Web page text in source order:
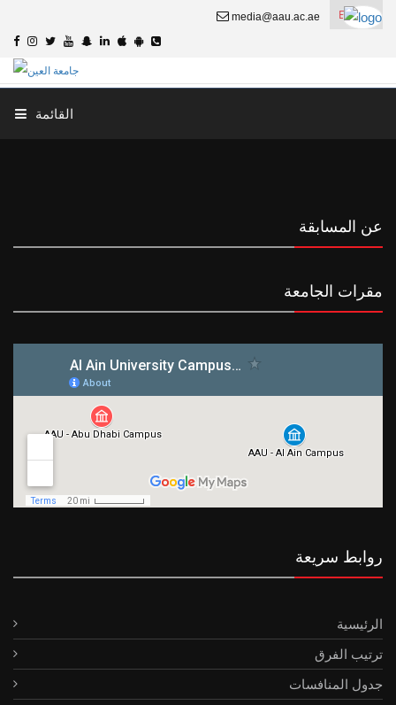
media@aau.ac.ae English
القائمة
عن المسابقة
مقرات الجامعة
روابط سريعة
الرئيسية
ترتيب الفرق
جدول المنافسات